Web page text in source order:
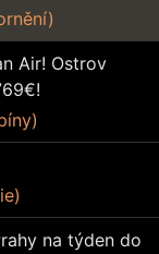
Air! Ostrov
na týden do